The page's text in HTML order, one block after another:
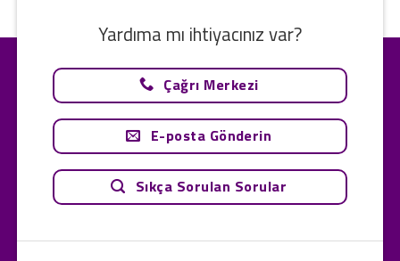
Yardıma mı ihtiyacınız var?
Çağrı Merkezi
E-posta Gönderin
Sıkça Sorulan Sorular